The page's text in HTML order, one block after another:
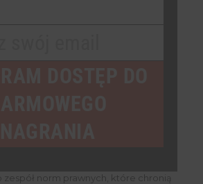
zespół norm prawnych, które chronią